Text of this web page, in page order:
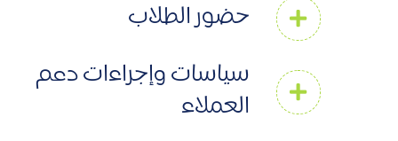
حضور الطلاب
سياسات وإجراءات دعم
العملاء